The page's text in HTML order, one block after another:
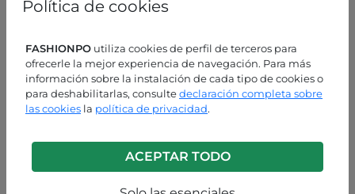
Política de cookies
FASHIONPO utiliza cookies de perfil de terceros para
ofrecerle la mejor experiencia de navegación. Para más
información sobre la instalación de cada tipo de cookies o
para deshabilitarlas, consultedeclaración completa sobre
las cookies la política de privacidad.
ACEPTAR TODO